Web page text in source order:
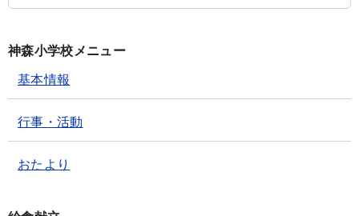
神森小学校メニュー
基本情報
行事・活動
おたより